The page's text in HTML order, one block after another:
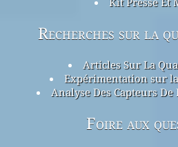
Recherches sur la
Articles Sur La
Expérimentation sur
Analyse Des Capteurs
Foire aux